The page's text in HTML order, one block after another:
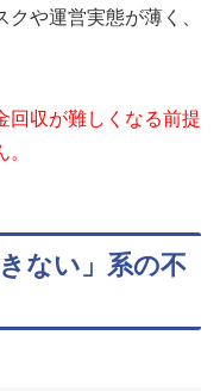
や運営実態が薄く、
回収が難しくなる前提
ない」系の不